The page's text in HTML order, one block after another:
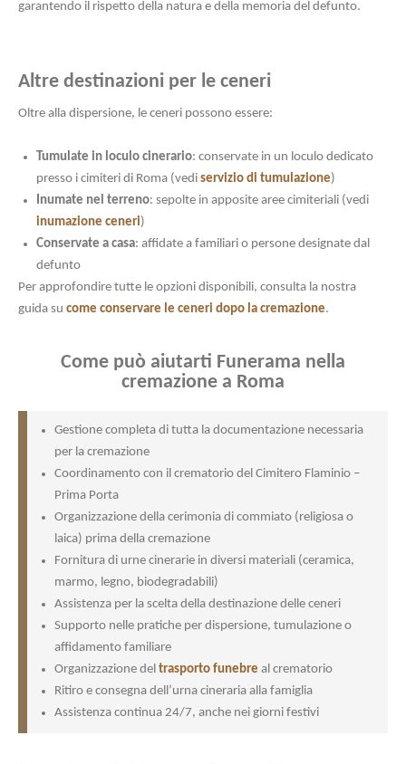
garantendo il rispetto della natura e della memoria del defunto.
Altre destinazioni per le ceneri
Oltre alla dispersione, le ceneri possono essere:
Tumulate in loculo cinerario: conservate in un loculo dedicato
presso i cimiteri di Roma (vedi servizio di tumulazione)
Inumate nel terreno: sepolte in apposite aree cimiteriali (vedi
inumazione ceneri)
Conservate a casa: affidate a familiari o persone designate dal
defunto
Per approfondire tutte le opzioni disponibili, consulta la nostra
guida su come conservare le ceneri dopo la cremazione.
Come può aiutarti Funerama nella
cremazione a Roma
Gestione completa di tutta la documentazione necessaria
per la cremazione
Coordinamento con il crematorio del Cimitero Flaminio –
Prima Porta
Organizzazione della cerimonia di commiato (religiosa o
laica) prima della cremazione
Fornitura di urne cinerarie in diversi materiali (ceramica,
marmo, legno, biodegradabili)
Assistenza per la scelta della destinazione delle ceneri
Supporto nelle pratiche per dispersione, tumulazione o
affidamento familiare
Organizzazione del trasporto funebre al crematorio
Ritiro e consegna dell’urna cineraria alla famiglia
Assistenza continua 24/7, anche nei giorni festivi